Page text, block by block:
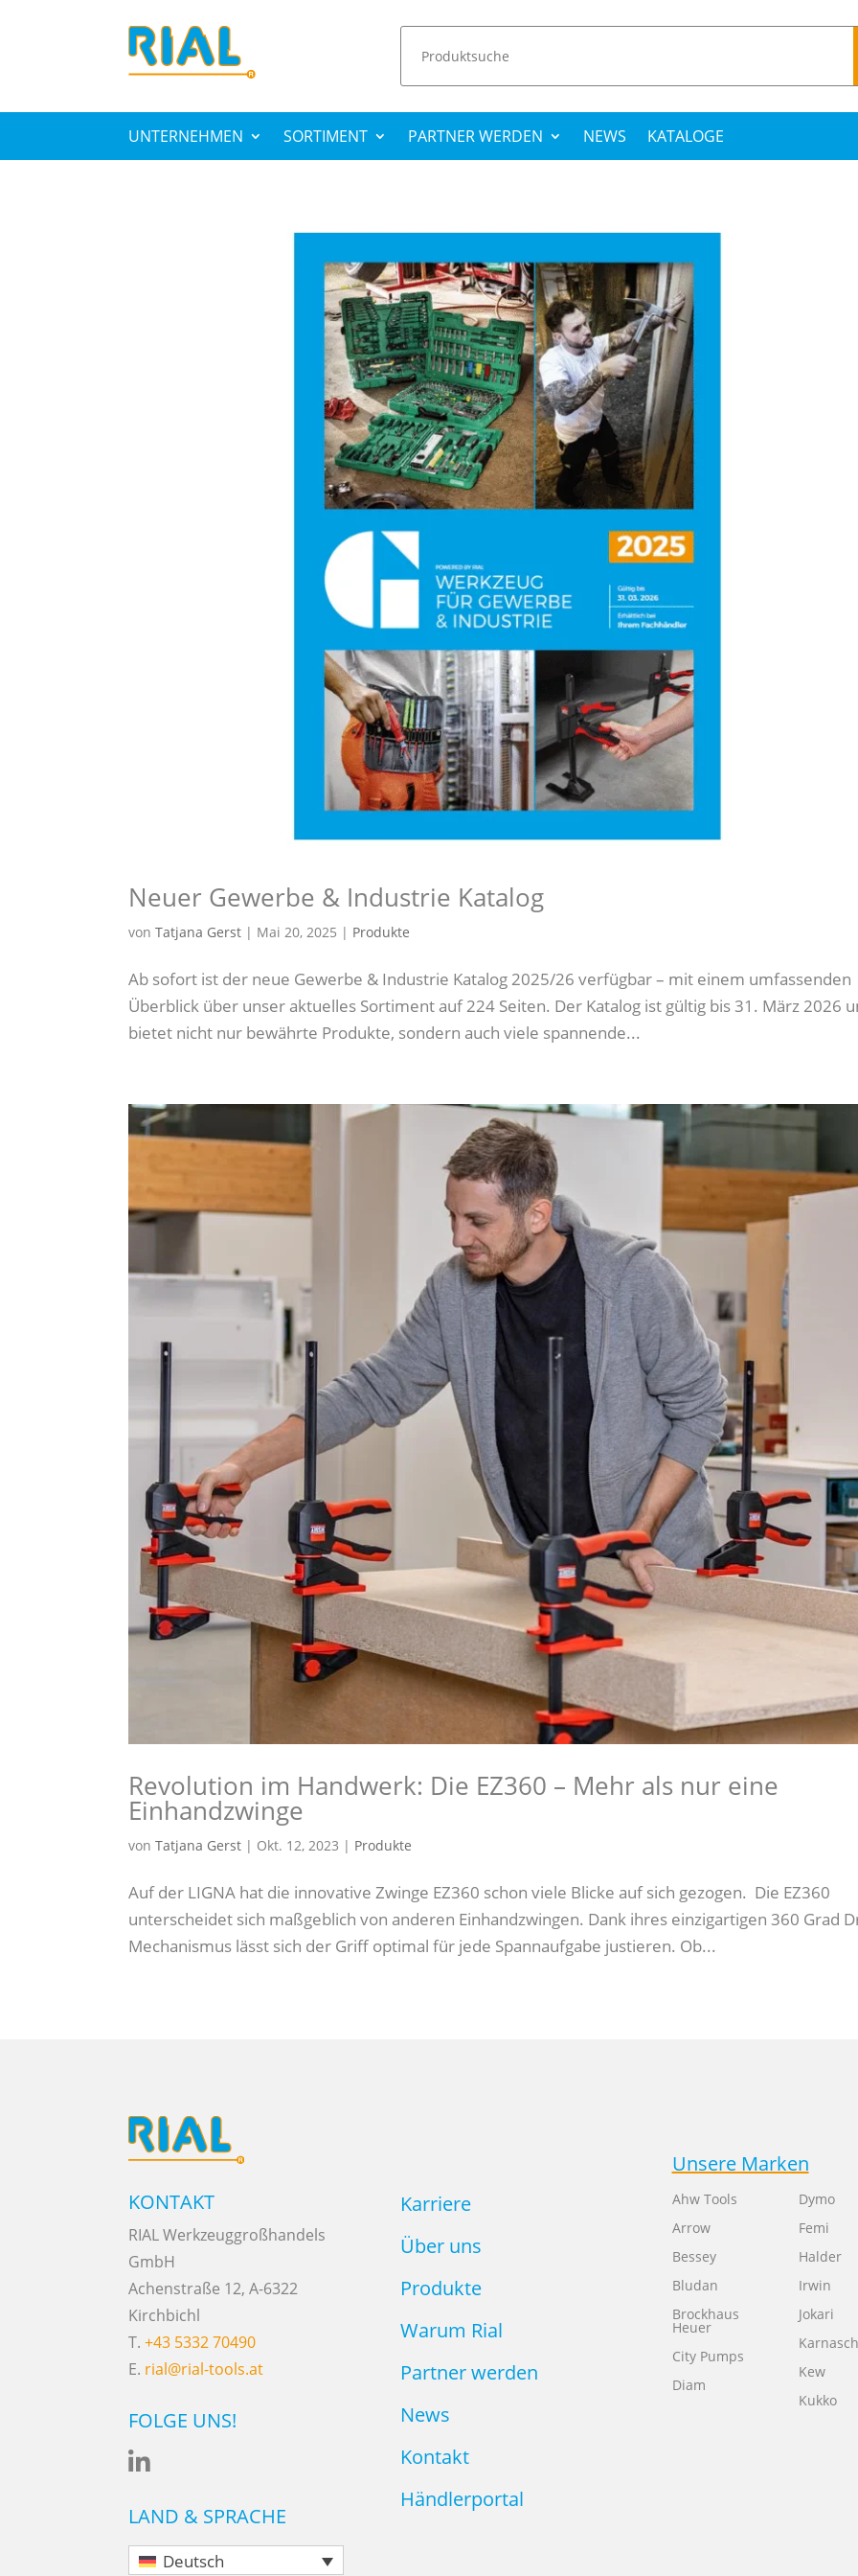
UNTERNEHMEN SORTIMENT PARTNER WERDEN NEWS KATALOGE
Neuer Gewerbe & Industrie Katalog
vonTatjana Gerst | Mai 20, 2025 | Produkte
Ab sofort ist der neue Gewerbe & Industrie Katalog 2025/26 verfügbar – mit einem umfassenden
Überblick über unser aktuelles Sortiment auf 224 Seiten. Der Katalog ist gültig bis 31. März 2026
bietet nicht nur bewährte Produkte, sondern auch viele spannende...
Revolution im Handwerk: Die EZ360 – Mehr als nur eine
Einhandzwinge
vonTatjana Gerst | Okt. 12, 2023 | Produkte
Auf der LIGNA hat die innovative Zwinge EZ360 schon viele Blicke auf sich gezogen. Die EZ360
unterscheidet sich maßgeblich von anderen Einhandzwingen. Dank ihres einzigartigen 360 Grad
Mechanismus lässt sich der Griff optimal für jede Spannaufgabe justieren. Ob...
KONTAKT
RIAL Werkzeuggroßhandels
GmbH
Achenstraße 12, A-6322
Kirchbichl
T.+43 5332 70490
E. rial@rial-tools.at
FOLGE UNS!

LAND & SPRACHE
Deutsch
Karriere
Über uns
Produkte
Warum Rial
Partner werden
News
Kontakt
Händlerportal
Unsere Marken
Ahw Tools
Arrow
Bessey
Bludan
Brockhaus
Heuer
City Pumps
Diam
Dymo
Femi
Halder
Irwin
Jokari
Karnasch
Kew
Kukko